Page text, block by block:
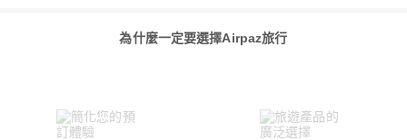
為什麼一定要選擇Airpaz旅行